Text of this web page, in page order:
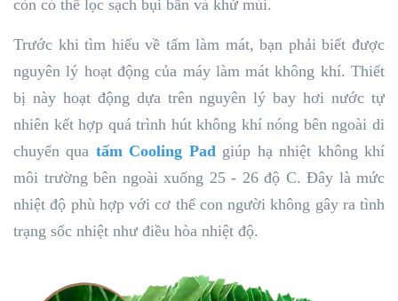
còn có thể lọc sạch bụi bẩn và khử mùi.
Trước khi tìm hiểu về tấm làm mát, bạn phải biết được
nguyên lý hoạt động của máy làm mát không khí. Thiết
bị này hoạt động dựa trên nguyên lý bay hơi nước tự
nhiên kết hợp quá trình hút không khí nóng bên ngoài di
chuyển qua tấm Cooling Padgiúp hạ nhiệt không khí
môi trường bên ngoài xuống 25 - 26 độ C. Đây là mức
nhiệt độ phù hợp với cơ thể con người không gây ra tình
trạng sốc nhiệt như điều hòa nhiệt độ.